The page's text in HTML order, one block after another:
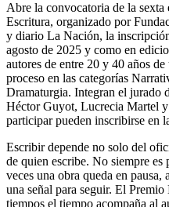
Abre la convocatoria de la
Escritura, organizado por
y diario La Nación, la
agosto de 2025 y como en
autores de entre 20 y 40 años
proceso en las categorías
Dramaturgia. Integran el jurado
Héctor Guyot, Lucrecia Martel
participar pueden inscribirse en
Escribir depende no solo del
de quien escribe. No siempre
veces una obra queda en pausa,
una señal para seguir. El
tiempos el tiempo acompaña al